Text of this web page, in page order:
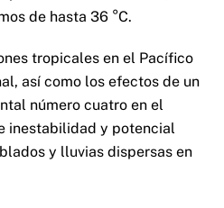
de hasta 36 °C.
tropicales en el Pacífico
así como los efectos de un
número cuatro en el
inestabilidad y potencial
y lluvias dispersas en